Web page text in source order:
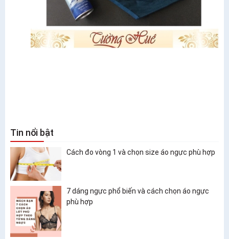
Tin nổi bật
Cách đo vòng 1 và chọn size áo ngực phù hợp
7 dáng ngực phổ biến và cách chọn áo ngực
phù hợp